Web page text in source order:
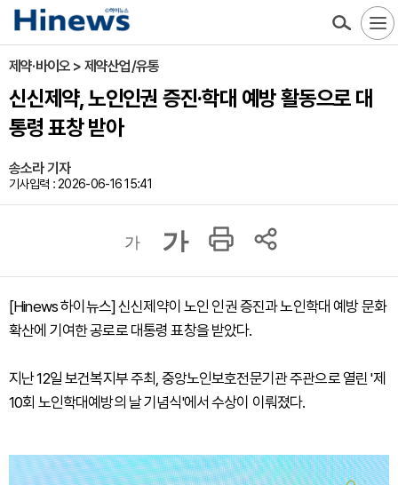
제약·바이오 > 제약산업/유통
신신제약, 노인인권 증진·학대 예방 활동으로 대
통령 표창 받아
송소라 기자
기사입력 : 2026-06-16 15:41
가 가
[Hinews 하이뉴스] 신신제약이 노인 인권 증진과 노인학대 예방 문화
확산에 기여한 공로로 대통령 표창을 받았다.
지난 12일 보건복지부 주최, 중앙노인보호전문기관 주관으로 열린 '제
10회 노인학대예방의 날 기념식'에서 수상이 이뤄졌다.